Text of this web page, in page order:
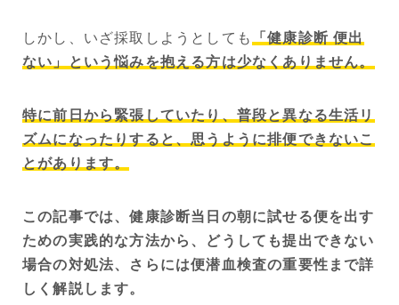
しかし、いざ採取しようとしても
「健康診断 便出
ない」という悩みを抱える方は少なくありません。
特に前日から緊張していたり、普段と異なる生活リ
ズムになったりすると、思うように排便できないこ
とがあります。
この記事では、健康診断当日の朝に試せる便を出す
ための実践的な方法から、どうしても提出できない
場合の対処法、さらには便潜血検査の重要性まで詳
しく解説します。